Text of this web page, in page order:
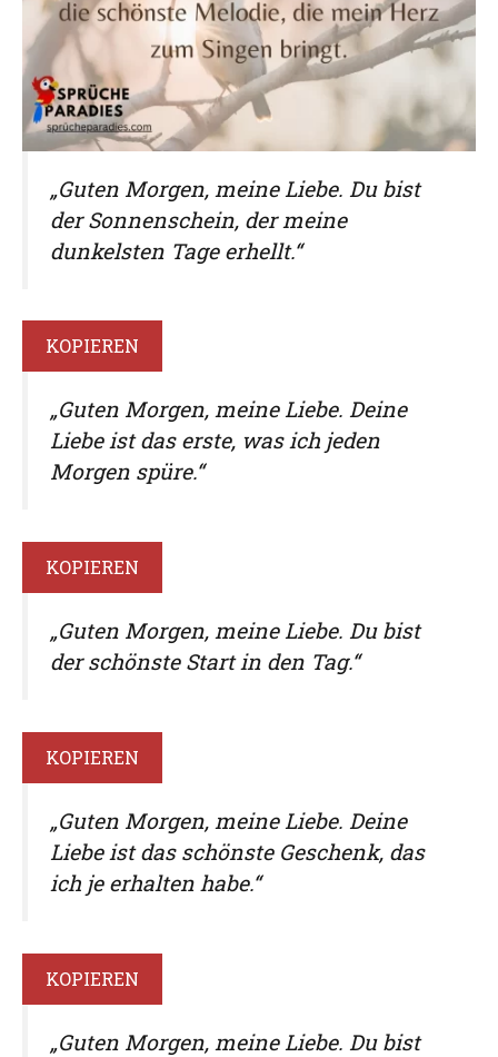
„Guten Morgen, meine Liebe. Du bist
der Sonnenschein, der meine
dunkelsten Tage erhellt.“
KOPIEREN
„Guten Morgen, meine Liebe. Deine
Liebe ist das erste, was ich jeden
Morgen spüre.“
KOPIEREN
„Guten Morgen, meine Liebe. Du bist
der schönste Start in den Tag.“
KOPIEREN
„Guten Morgen, meine Liebe. Deine
Liebe ist das schönste Geschenk, das
ich je erhalten habe.“
KOPIEREN
„Guten Morgen, meine Liebe. Du bist